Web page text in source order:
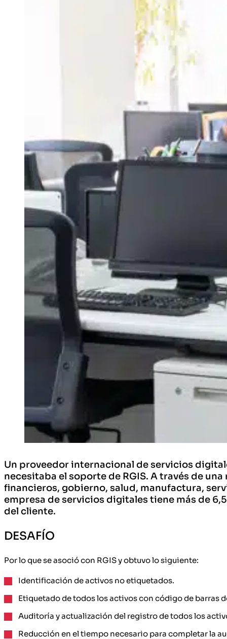
Un proveedor internacional de servicios
necesitaba el soporte de RGIS. A través de
financieros, gobierno, salud, manufactura,
empresa de servicios digitales tiene más de
del cliente.
DESAFÍO
Por lo que se asoció con RGIS y obtuvo lo siguiente:
Identificación de activos no etiquetados.
Etiquetado de todos los activos con código de barras
Auditoría y actualización del registro de todos los
Reducción en el tiempo necesario para completar la